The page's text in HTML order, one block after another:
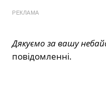
РЕКЛАМА
Дякуємо за вашу
повідомленні.